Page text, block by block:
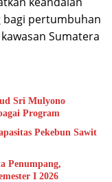
bagi pertumbuhan
Sumatera
Sri Mulyono
Program
Penumpang,
I 2026